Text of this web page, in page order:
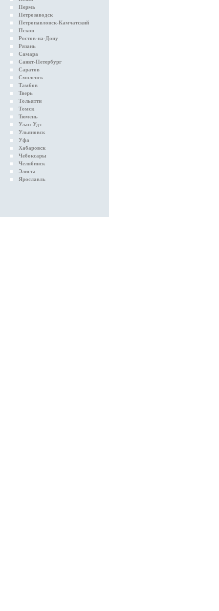
Пермь
Петрозаводск
Петропавловск-Камчатский
Псков
Ростов-на-Дону
Рязань
Самара
Санкт-Петербург
Саратов
Смоленск
Тамбов
Тверь
Тольятти
Томск
Тюмень
Улан-Удэ
Ульяновск
Уфа
Хабаровск
Чебоксары
Челябинск
Элиста
Ярославль